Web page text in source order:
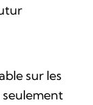
sur les
seulement